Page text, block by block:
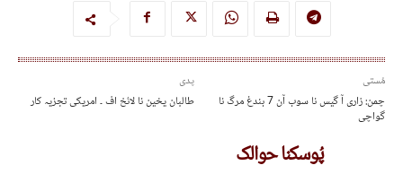
پدی
طالبان یخین نا لائخ اف ۔ امریکی تجزیہ کار
مُستی
چمن: زاری آ گیس نا سوب آن 7 بندغ مرگ نا
گواچی
پُوسکنا حوالک